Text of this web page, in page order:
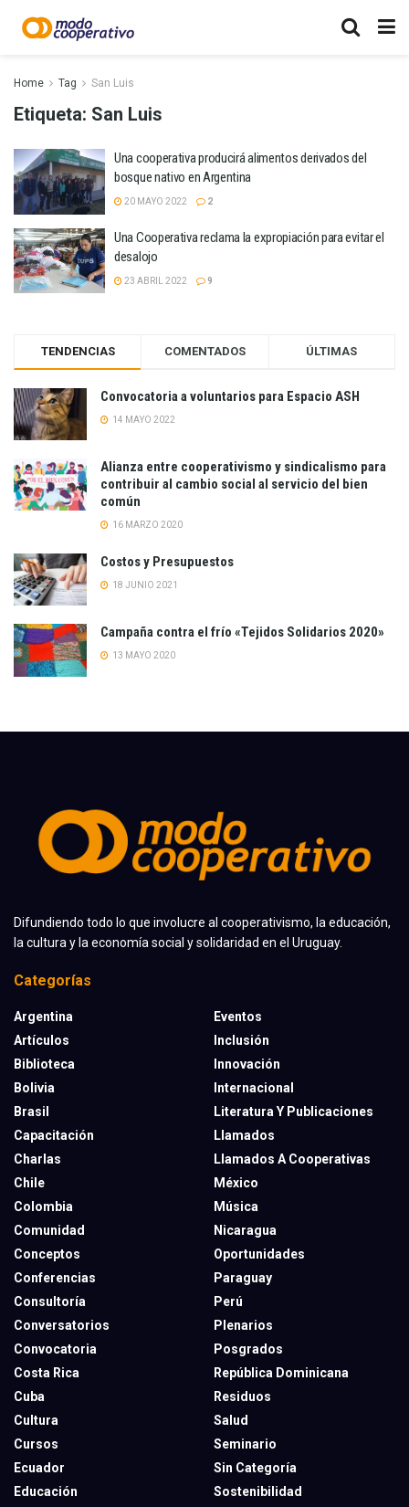
Home Tag San Luis
Etiqueta: San Luis
Una cooperativa producirá alimentos derivados del
bosque nativo en Argentina
20 MAYO 2022 2
Una Cooperativa reclama la expropiación para evitar el
desalojo
23 ABRIL 2022 9
TENDENCIAS COMENTADOS ÚLTIMAS
Convocatoria a voluntarios para Espacio ASH
14 MAYO 2022
Alianza entre cooperativismo y sindicalismo para
contribuir al cambio social al servicio del bien
común
16 MARZO 2020
Costos y Presupuestos
18 JUNIO 2021
Campaña contra el frío «Tejidos Solidarios 2020»
13 MAYO 2020
Difundiendo todo lo que involucre al cooperativismo, la educación,
la cultura y la economía social y solidaridad en el Uruguay.
Categorías
Argentina
Artículos
Biblioteca
Bolivia
Brasil
Capacitación
Charlas
Chile
Colombia
Comunidad
Conceptos
Conferencias
Consultoría
Conversatorios
Convocatoria
Costa Rica
Cuba
Cultura
Cursos
Ecuador
Educación
Eventos
Inclusión
Innovación
Internacional
Literatura Y Publicaciones
Llamados
Llamados A Cooperativas
México
Música
Nicaragua
Oportunidades
Paraguay
Perú
Plenarios
Posgrados
República Dominicana
Residuos
Salud
Seminario
Sin Categoría
Sostenibilidad